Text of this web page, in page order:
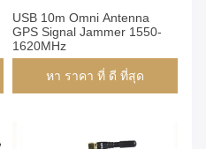
USB 10m Omni Antenna
GPS Signal Jammer 1550-
1620MHz
หา ราคา ที่ ดี ที่สุด